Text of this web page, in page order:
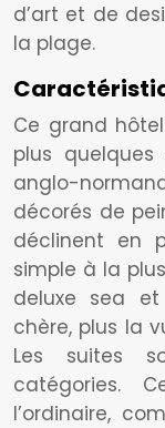
d’art et de
la plage.
Ce grand
plus
anglo-
décorés de
déclinent en
simple à la
deluxe sea
chère, plus la
Les suites
catégories.
l’ordinaire,